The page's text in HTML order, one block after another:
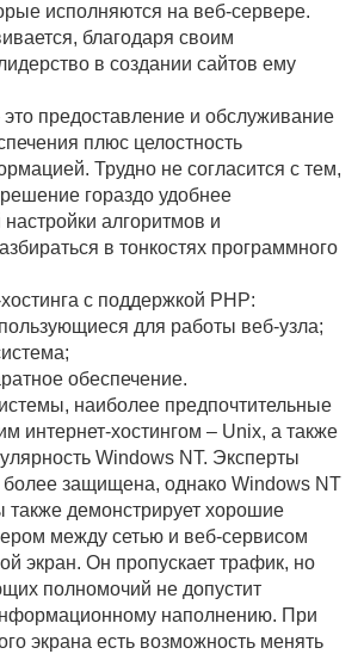
исполняются на веб-сервере.
благодаря своим
в создании сайтов ему
это предоставление и обслуживание
плюс целостность
Трудно не согласится с тем,
гораздо удобнее
алгоритмов и
в тонкостях программного
с поддержкой PHP:
для работы веб-узла;
обеспечение.
наиболее предпочтительные
интернет-хостингом – Unix, а также
Windows NT. Эксперты
более защищена, однако Windows NT
также демонстрирует хорошие
между сетью и веб-сервисом
экран. Он пропускает трафик, но
полномочий не допустит
наполнению. При
экрана есть возможность менять